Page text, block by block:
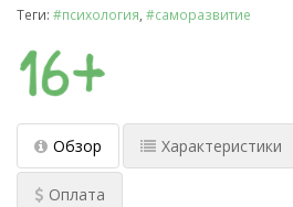
Теги: #психология #саморазвитие
Обзор Характеристики
Оплата